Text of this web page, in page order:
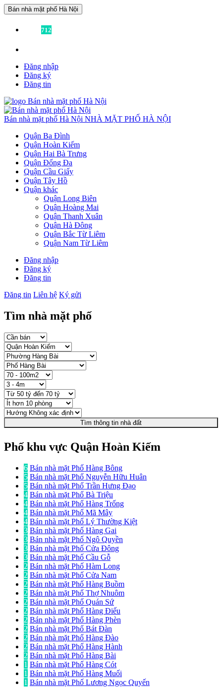
Bán nhà mặt phố Hà Nội
712
Đăng nhập
Đăng ký
Đăng tin
Bán nhà mặt phố Hà Nội NHÀ MẶT PHỐ HÀ NỘI
Quận Ba Đình
Quận Hoàn Kiếm
Quận Hai Bà Trưng
Quận Đống Đa
Quận Cầu Giấy
Quận Tây Hồ
Quận khác
Quận Long Biên
Quận Hoàng Mai
Quận Thanh Xuân
Quận Hà Đông
Quận Bắc Từ Liêm
Quận Nam Từ Liêm
Đăng nhập
Đăng ký
Đăng tin
Đăng tin Liên hệ Ký gửi
Tìm nhà mặt phố
Tìm thông tin nhà đất
Phố khu vực Quận Hoàn Kiếm
6 Bán nhà mặt Phố Hàng Bông
5 Bán nhà mặt Phố Nguyễn Hữu Huân
5 Bán nhà mặt Phố Trần Hưng Đạo
4 Bán nhà mặt Phố Bà Triệu
4 Bán nhà mặt Phố Hàng Trống
4 Bán nhà mặt Phố Mã Mây
4 Bán nhà mặt Phố Lý Thường Kiệt
3 Bán nhà mặt Phố Hàng Gai
3 Bán nhà mặt Phố Ngô Quyền
3 Bán nhà mặt Phố Cửa Đông
3 Bán nhà mặt Phố Cầu Gỗ
2 Bán nhà mặt Phố Hàm Long
2 Bán nhà mặt Phố Cửa Nam
2 Bán nhà mặt Phố Hàng Buồm
2 Bán nhà mặt Phố Thợ Nhuôm
2 Bán nhà mặt Phố Quán Sứ
2 Bán nhà mặt Phố Hàng Điếu
2 Bán nhà mặt Phố Hàng Phèn
2 Bán nhà mặt Phố Bát Đàn
2 Bán nhà mặt Phố Hàng Đào
2 Bán nhà mặt Phố Hàng Hành
2 Bán nhà mặt Phố Hàng Bài
1 Bán nhà mặt Phố Hàng Cót
1 Bán nhà mặt Phố Hàng Muối
1 Bán nhà mặt Phố Lương Ngọc Quyến